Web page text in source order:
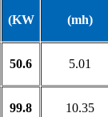
(KW
(mh)
50.6 5.01
99.8 10.35